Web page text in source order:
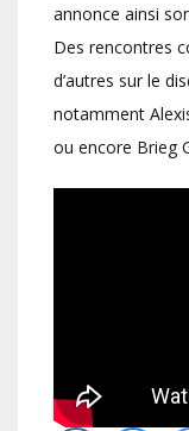
annonce ainsi
Des rencontres
d’autres sur le
notamment
ou encore Brieg